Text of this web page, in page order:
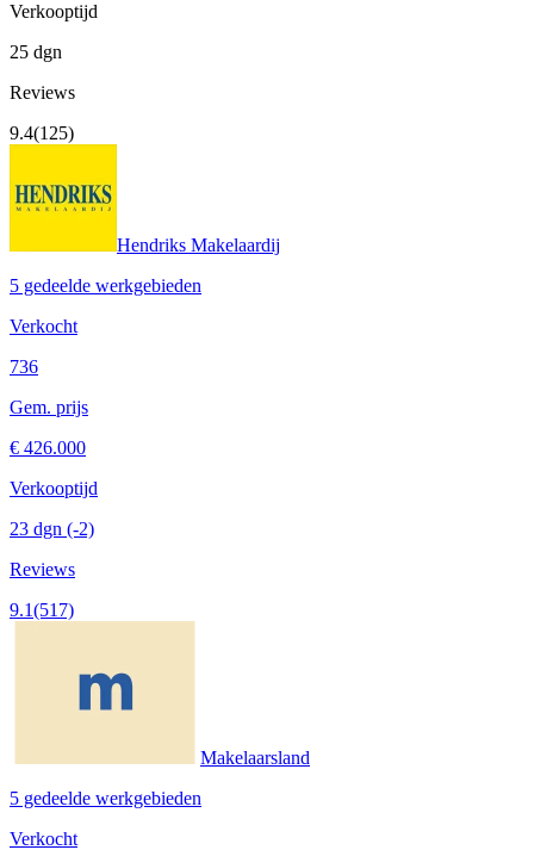
Verkooptijd
25 dgn
Reviews
9.4(125)
Hendriks Makelaardij
5 gedeelde werkgebieden
Verkocht
736
Gem. prijs
€ 426.000
Verkooptijd
23 dgn (-2)
Reviews
9.1(517)
Makelaarsland
5 gedeelde werkgebieden
Verkocht